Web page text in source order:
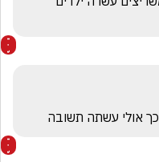
אולי עשתה תשובה